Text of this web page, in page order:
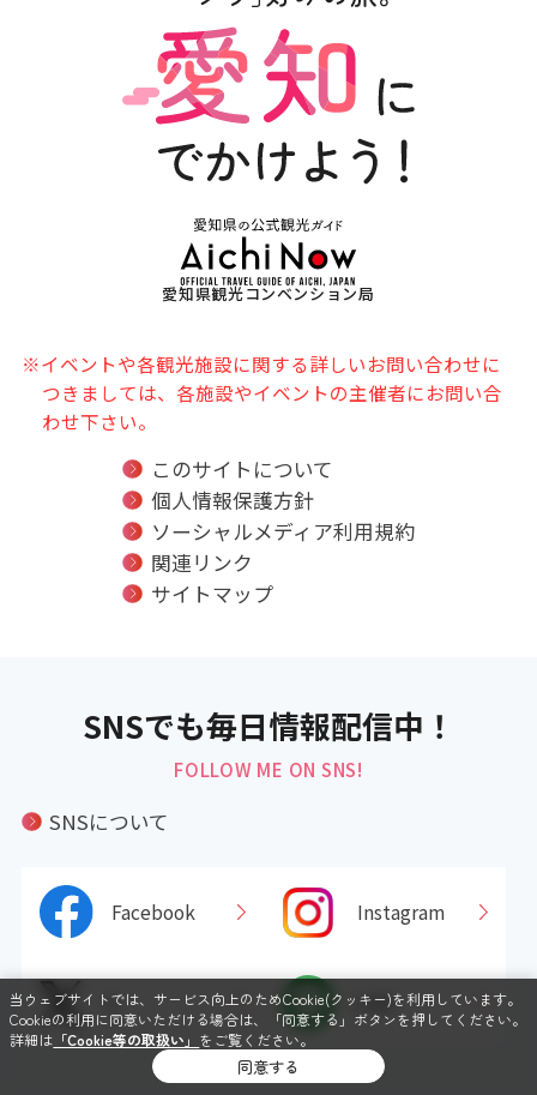
愛知県観光コンベンション局
※イベントや各観光施設に関する詳しいお問い合わせに
つきましては、各施設やイベントの主催者にお問い合
わせ下さい。
このサイトについて
個人情報保護方針
ソーシャルメディア利用規約
関連リンク
サイトマップ
SNSでも毎日情報配信中！
FOLLOW ME ON SNS!
SNSについて
Facebook Instagram
X LINE
当ウェブサイトでは、サービス向上のためCookie(クッキー)を利用しています。
Cookieの利用に同意いただける場合は、「同意する」ボタンを押してください。
詳細は 「Cookie等の取扱い」 をご覧ください。
同意する